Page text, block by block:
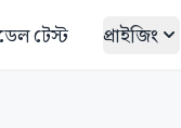
টেস্ট প্রাইজিং